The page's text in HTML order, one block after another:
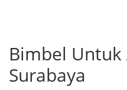
Bimbel Untuk
Surabaya